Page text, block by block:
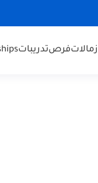
زمالاتفرصتدريبات